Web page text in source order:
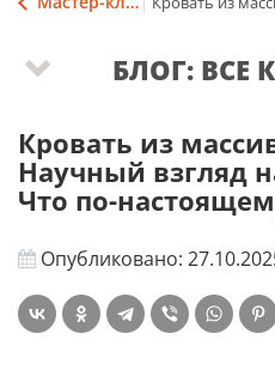
Кровать из
Научный взгляд
Что по-
Опубликовано:
БЛОГ: ВСЕ